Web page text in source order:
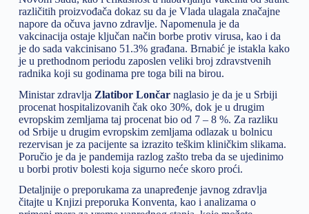
različitih proizvođača dokaz su da je Vlada ulagala značajne
napore da očuva javno zdravlje. Napomenula je da
vakcinacija ostaje ključan način borbe protiv virusa, kao i da
je do sada vakcinisano 51.3% građana. Brnabić je istakla kako
je u prethodnom periodu zaposlen veliki broj zdravstvenih
radnika koji su godinama pre toga bili na birou.
Ministar zdravlja Zlatibor Lončarnaglasio je da je u Srbiji
procenat hospitalizovanih čak oko 30%, dok je u drugim
evropskim zemljama taj procenat bio od 7 – 8 %. Za razliku
od Srbije u drugim evropskim zemljama odlazak u bolnicu
rezervisan je za pacijente sa izrazito teškim kliničkim slikama.
Poručio je da je pandemija razlog zašto treba da se ujedinimo
u borbi protiv bolesti koja sigurno neće skoro proći.
Detaljnije o preporukama za unapređenje javnog zdravlja
čitajte u Knjizi preporuka Konventa, kao i analizama o